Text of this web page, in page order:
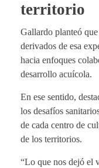
territorio
Gallardo planteó
derivados de esa
hacia enfoques
desarrollo acuícola.
En ese sentido,
los desafíos
de cada centro de
de los territorios.
“Lo que nos dejó el